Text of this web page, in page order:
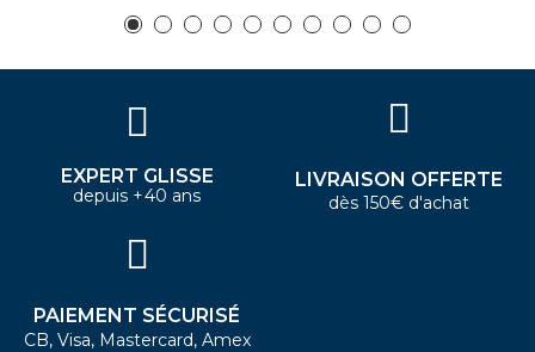
EXPERT GLISSE
depuis +40 ans
LIVRAISON OFFERTE
dès 150€ d'achat
PAIEMENT SÉCURISÉ
CB, Visa, Mastercard, Amex